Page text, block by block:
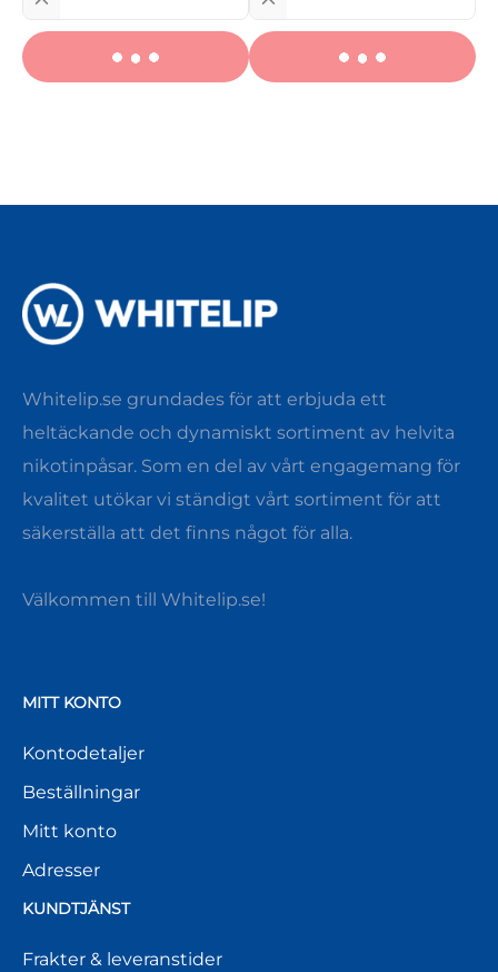
Whitelip.se grundades för att erbjuda ett
heltäckande och dynamiskt sortiment av helvita
nikotinpåsar. Som en del av vårt engagemang för
kvalitet utökar vi ständigt vårt sortiment för att
säkerställa att det finns något för alla.
Välkommen till Whitelip.se!
MITT KONTO
Kontodetaljer
Beställningar
Mitt konto
Adresser
KUNDTJÄNST
Frakter & leveranstider